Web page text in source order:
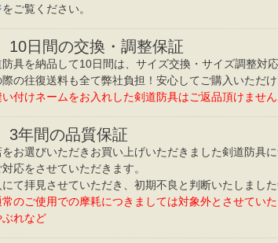
をご覧ください。
日間の交換・調整保証
具を納品して10日間は、サイズ交換・サイズ調整対
際の往復送料も全て弊社負担！安心してご購入いただけ
付けネームをお入れした剣道防具はご返品頂けません
年間の品質保証
をお選びいただきお買い上げいただきました剣道防具
応をさせていただきます。
て拝見させていただき、初期不良と判断いたしまし
のご使用での摩耗につきましては対象外とさせてい
ぶれなど